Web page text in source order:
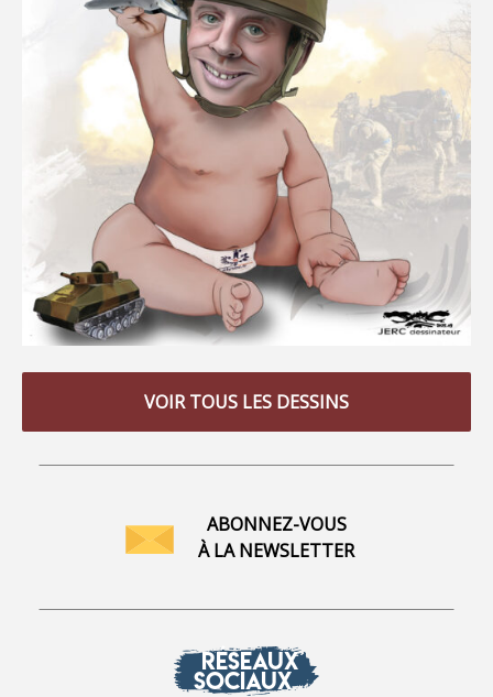
VOIR TOUS LES DESSINS
ABONNEZ-VOUS
À LA NEWSLETTER
RÉSEAUX
SOCIAUX